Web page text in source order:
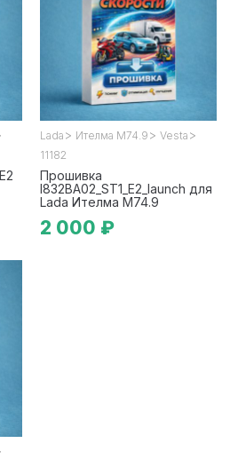
Lada > Ителма М74.9 > Vesta >
11182
Прошивка
I832BA02_ST1_E2_launch для
Lada Ителма М74.9
2 000 ₽